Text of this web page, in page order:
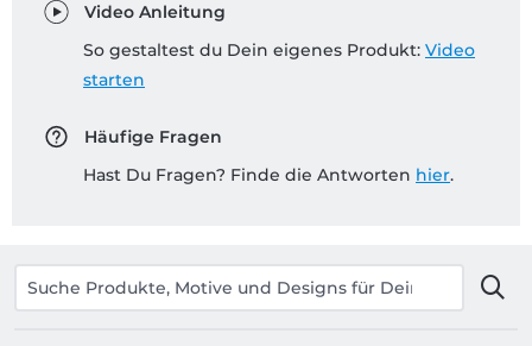
Video Anleitung
So gestaltest du Dein eigenes Produkt: Video
starten
Häufige Fragen
Hast Du Fragen? Finde die Antworten hier.